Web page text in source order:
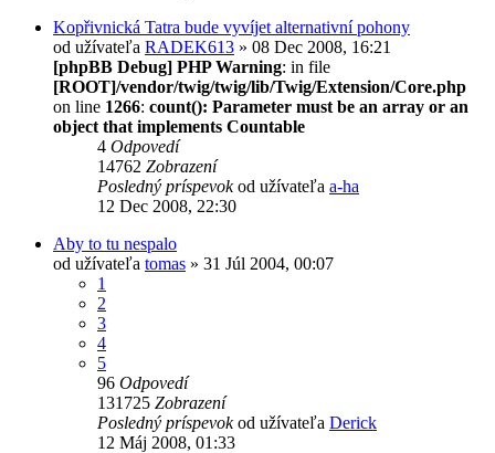
Kopřivnická Tatra bude vyvíjet alternativní pohony
od užívateľa RADEK613 » 08 Dec 2008, 16:21
[phpBB Debug] PHP Warning: in file
[ROOT]/vendor/twig/twig/lib/Twig/Extension/Core.php
on line 1266: count(): Parameter must be an array or an
object that implements Countable
4 Odpovedí
14762 Zobrazení
Posledný príspevokod užívateľa a-ha
12 Dec 2008, 22:30
Aby to tu nespalo
od užívateľa tomas » 31 Júl 2004, 00:07
1
2
3
4
5
96 Odpovedí
131725 Zobrazení
Posledný príspevokod užívateľa Derick
12 Máj 2008, 01:33